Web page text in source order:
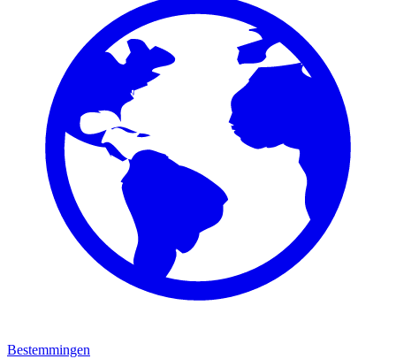
Bestemmingen